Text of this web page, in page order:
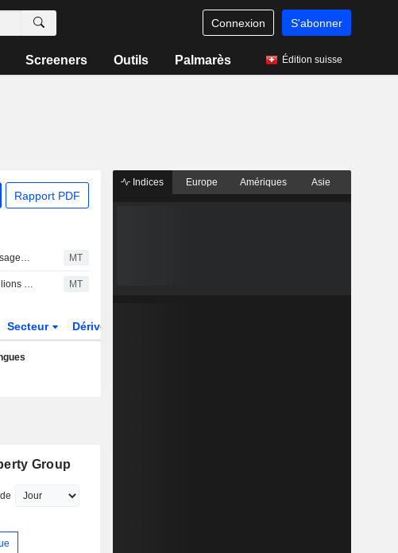
Connexion S'abonner
Screeners Outils Palmarès Édition suisse
Rapport PDF
CPI Europe et CPI Property Group envisagent une fusion de leurs actifs commerciaux MT
CPI Property Group va racheter 750 millions d'euros d'obligations venant à échéance en 2027 MT
Secteur Dérivés
Group
Indices Europe Amériques Asie